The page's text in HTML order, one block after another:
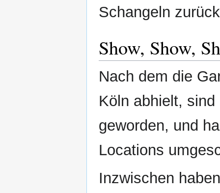
Schangeln
Show, Show,
Nach dem die
Köln abhielt,
geworden, und
Locations
Inzwischen